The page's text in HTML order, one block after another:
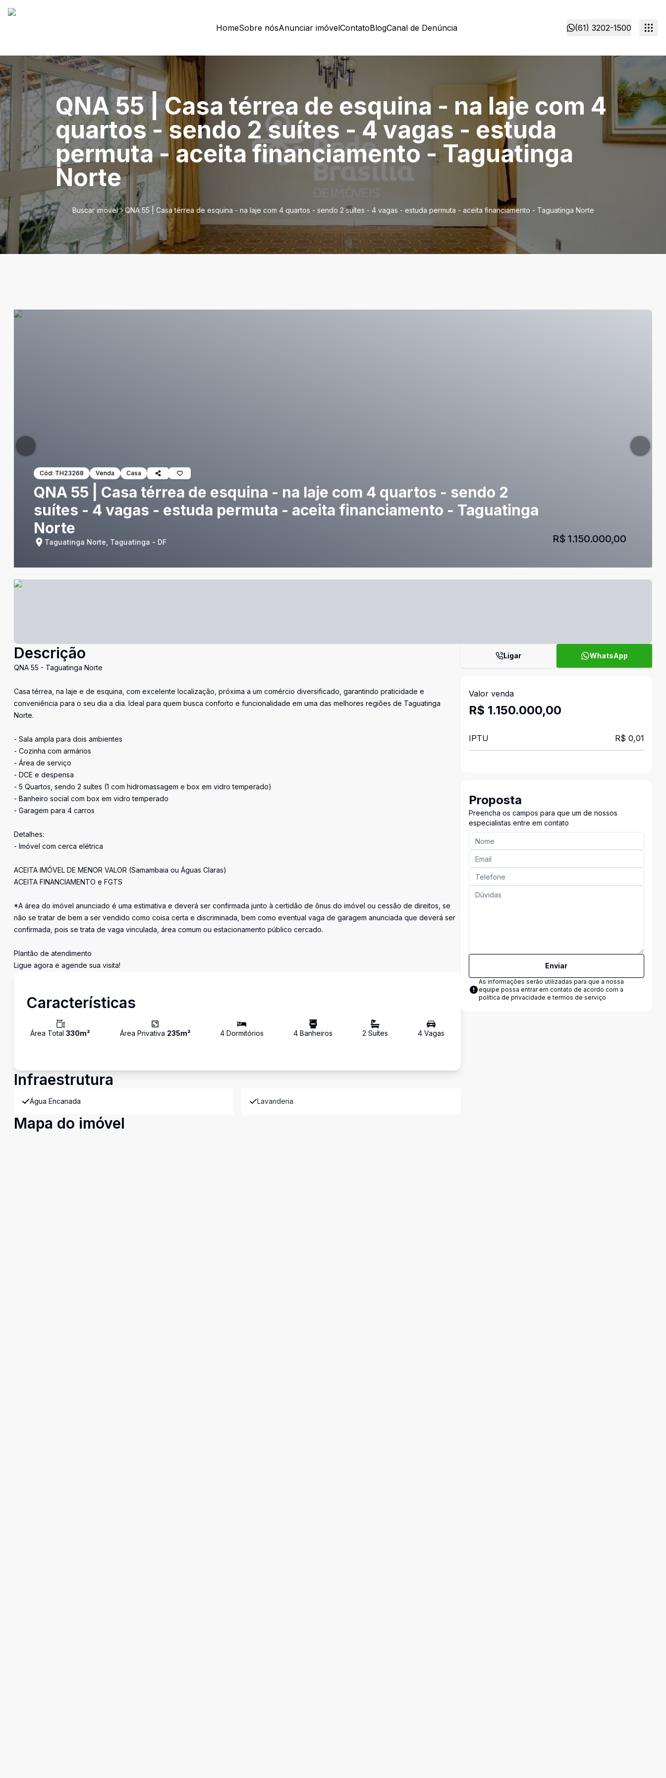
HomeSobre nósAnunciar imóvelContatoBlogCanal de Denúncia (61) 3202-1500
QNA 55 | Casa térrea de esquina - na laje com 4
quartos - sendo 2 suítes - 4 vagas - estuda
permuta - aceita financiamento - Taguatinga
Norte
Buscar imóvel QNA 55 | Casa térrea de esquina - na laje com 4 quartos - sendo 2 suítes - 4 vagas - estuda permuta - aceita financiamento - Taguatinga Norte
Cód: TH23268 Venda Casa
QNA 55 | Casa térrea de esquina - na laje com 4 quartos - sendo 2
suítes - 4 vagas - estuda permuta - aceita financiamento - Taguatinga
Norte
Taguatinga Norte, Taguatinga - DF R$ 1.150.000,00
Descrição
QNA 55 - Taguatinga Norte
Casa térrea, na laje e de esquina, com excelente localização, próxima a um comércio diversificado, garantindo praticidade e
conveniência para o seu dia a dia. Ideal para quem busca conforto e funcionalidade em uma das melhores regiões de Taguatinga
Norte.
- Sala ampla para dois ambientes
- Cozinha com armários
- Área de serviço
- DCE e despensa
- 5 Quartos, sendo 2 suítes (1 com hidromassagem e box em vidro temperado)
- Banheiro social com box em vidro temperado
- Garagem para 4 carros
Detalhes:
- Imóvel com cerca elétrica
ACEITA IMÓVEL DE MENOR VALOR (Samambaia ou Águas Claras)
ACEITA FINANCIAMENTO e FGTS
*A área do imóvel anunciado é uma estimativa e deverá ser confirmada junto à certidão de ônus do imóvel ou cessão de direitos, se
não se tratar de bem a ser vendido como coisa certa e discriminada, bem como eventual vaga de garagem anunciada que deverá ser
confirmada, pois se trata de vaga vinculada, área comum ou estacionamento público cercado.
Plantão de atendimento
Ligue agora e agende sua visita!
Características
Área Total 330m² Área Privativa 235m² 4 Dormitórios 4 Banheiros 2 Suítes 4Vagas
Infraestrutura
Água Encanada Lavanderia
Mapa do imóvel
Ligar WhatsApp
Valor venda
R$ 1.150.000,00
IPTU R$ 0,01
Proposta
Preencha os campos para que um de nossos
especialistas entre em contato
Enviar
As informações serão utilizadas para que a nossa
equipe possa entrar em contato de acordo com a
política de privacidade e termos de serviço